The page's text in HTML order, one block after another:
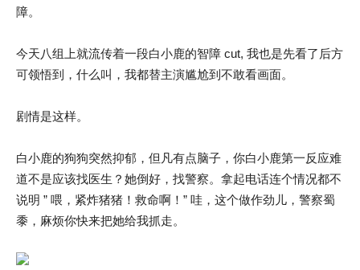
障。
今天八组上就流传着一段白小鹿的智障 cut, 我也是先看了后方
可领悟到，什么叫，我都替主演尴尬到不敢看画面。
剧情是这样。
白小鹿的狗狗突然抑郁，但凡有点脑子，你白小鹿第一反应难
道不是应该找医生？她倒好，找警察。拿起电话连个情况都不
说明 ” 喂，紧炸猪猪！救命啊！” 哇，这个做作劲儿，警察蜀
黍，麻烦你快来把她给我抓走。